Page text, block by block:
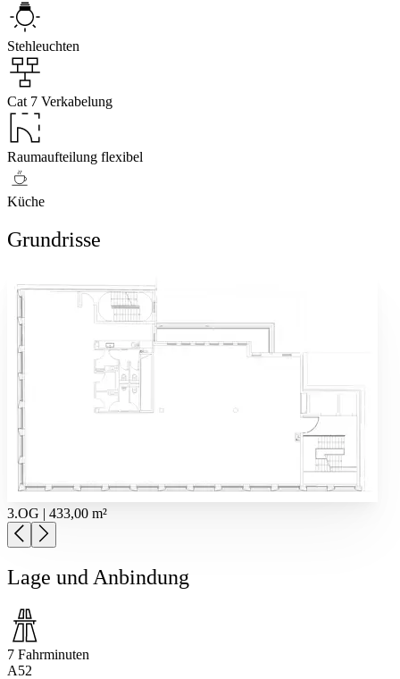
Stehleuchten
Cat 7 Verkabelung
Raumaufteilung flexibel
Küche
Grundrisse
3.OG | 433,00 m²
Lage und Anbindung
7 Fahrminuten
A52